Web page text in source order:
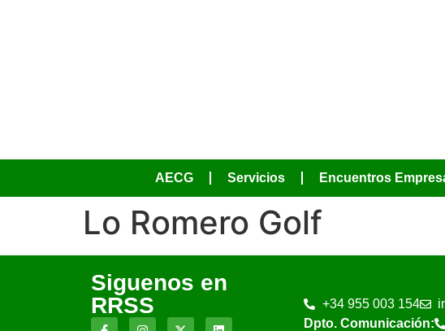
AECG Servicios Encuentros
Lo Romero Golf
Siguenos en
RRSS
+34 955 003 154
Dpto. Comunicación: